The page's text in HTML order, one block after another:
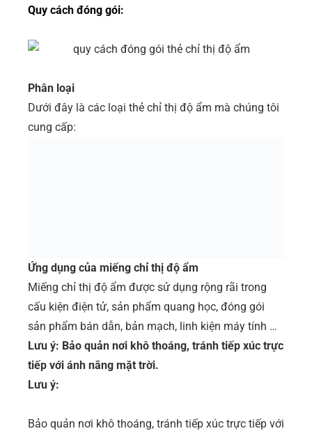
Quy cách đóng gói:
Phân loại
Dưới đây là các loại thẻ chỉ thị độ ẩm mà chúng tôi
cung cấp:
Ứng dụng của miếng chỉ thị độ ẩm
Miếng chỉ thị độ ẩm được sử dụng rộng rãi trong
cấu kiện điện tử, sản phẩm quang học, đóng gói
sản phẩm bán dẫn, bản mạch, linh kiện máy tính …
Lưu ý: Bảo quản nơi khô thoáng, tránh tiếp xúc trực
tiếp với ánh nắng mặt trời.
Lưu ý:
Bảo quản nơi khô thoáng, tránh tiếp xúc trực tiếp với